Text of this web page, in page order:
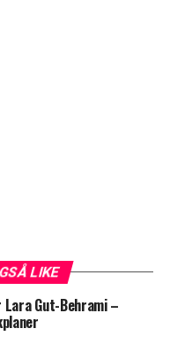
LIKE
Gut-Behrami –